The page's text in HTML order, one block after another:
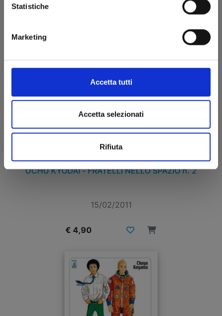
Statistiche
Marketing
Accetta tutti
Accetta selezionati
Rifiuta
UCHU KYODAI - FRATELLI NELLO SPAZIO n. 2
15/02/2011
€ 4,90